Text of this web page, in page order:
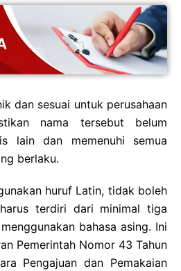
dan sesuai untuk perusahaan
nama tersebut belum
lain dan memenuhi semua
berlaku.
huruf Latin, tidak boleh
terdiri dari minimal tiga
bahasa asing. Ini
Pemerintah Nomor 43 Tahun
Pengajuan dan Pemakaian